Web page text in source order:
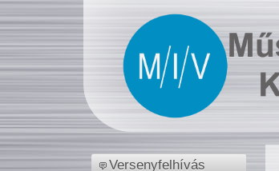
Versenyfelhívás